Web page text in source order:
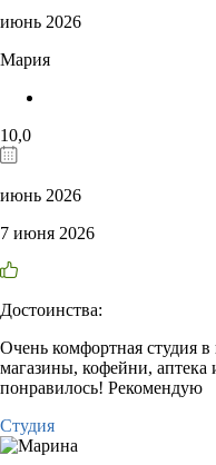
июнь 2026
Мария
10,0
июнь 2026
7 июня 2026
Достоинства:
Очень комфортная студия
магазины, кофейни, аптека
понравилось! Рекомендую
Студия